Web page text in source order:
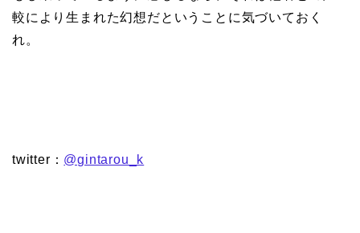
較により生まれた幻想だということに気づいておく
れ。
twitter： @gintarou_k